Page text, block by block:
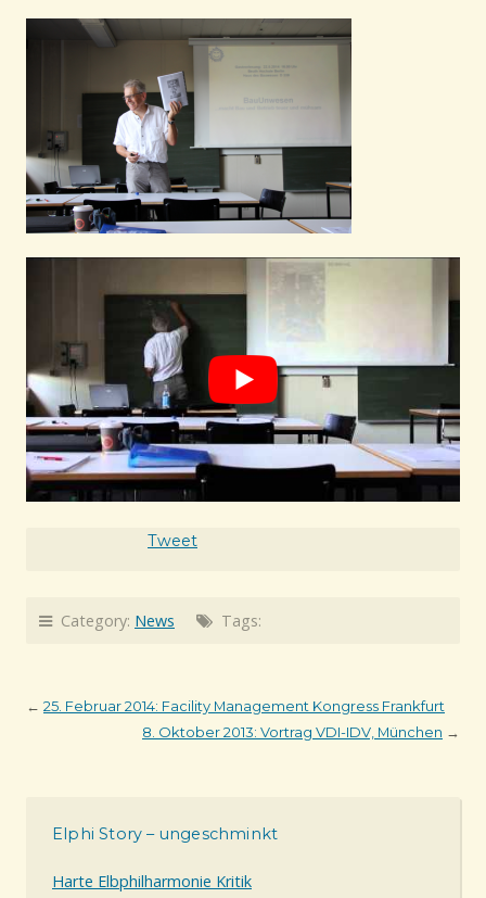
Tweet
Category: News Tags:
← 25. Februar 2014: Facility Management Kongress Frankfurt
8. Oktober 2013: Vortrag VDI-IDV, München →
Elphi Story – ungeschminkt
Harte Elbphilharmonie Kritik